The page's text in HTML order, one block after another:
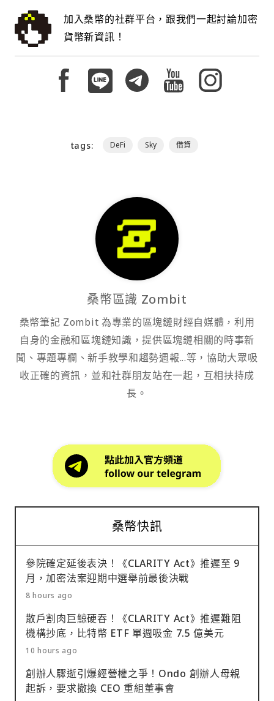
加入桑幣的社群平台，跟我們一起討論加密
貨幣新資訊！
tags: DeFi Sky 借貸
桑幣區識 Zombit
桑幣筆記 Zombit 為專業的區塊鏈財經自媒體，利用
自身的金融和區塊鏈知識，提供區塊鏈相關的時事新
聞、專題專欄、新手教學和趨勢週報...等，協助大眾吸
收正確的資訊，並和社群朋友站在一起，互相扶持成
長。
桑幣快訊
參院確定延後表決！《CLARITY Act》推遲至 9
月，加密法案迎期中選舉前最後決戰
8 hours ago
散戶割肉巨鯨硬吞！《CLARITY Act》推遲難阻
機構抄底，比特幣 ETF 單週吸金 7.5 億美元
10 hours ago
創辦人驟逝引爆經營權之爭！Ondo 創辦人母親
起訴，要求撤換 CEO 重組董事會